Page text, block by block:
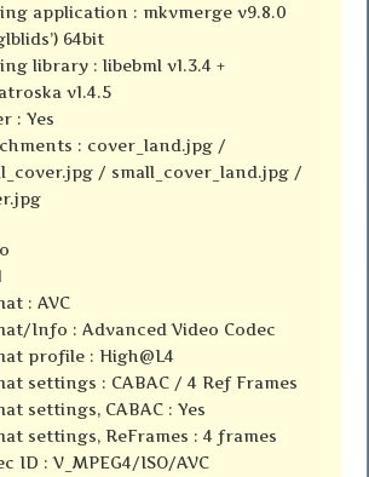
application : mkvmerge v9.8.0
64bit
library : libebml v1.3.4 +
v1.4.5
: Yes
: cover_land.jpg /
/ small_cover_land.jpg /
: AVC
Info : Advanced Video Codec
profile : High@L4
settings : CABAC / 4 Ref Frames
settings, CABAC : Yes
settings, ReFrames : 4 frames
ID : V_MPEG4/ISO/AVC